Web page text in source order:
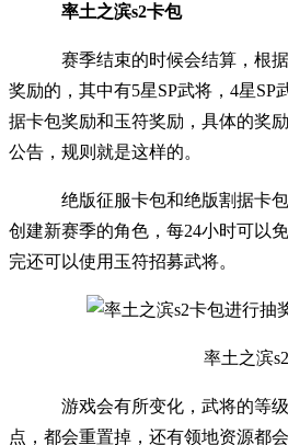
率土之滨s2卡包
赛季结束的时候会结算，根据
奖励的，其中有5星SP武将，4星SP
据卡包奖励和玉符奖励，具体的奖
公告，规则就是这样的。
绝版征服卡包和绝版割据卡包
创建新赛季的角色，每24小时可以
完还可以使用玉符招募武将。
率土之滨s2
游戏会有所变化，武将的等级
点，都会重置掉，还有领地资源都